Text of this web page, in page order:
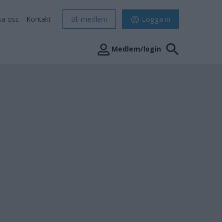
oss Kontakt Bli medlem Logga in
Medlem/login